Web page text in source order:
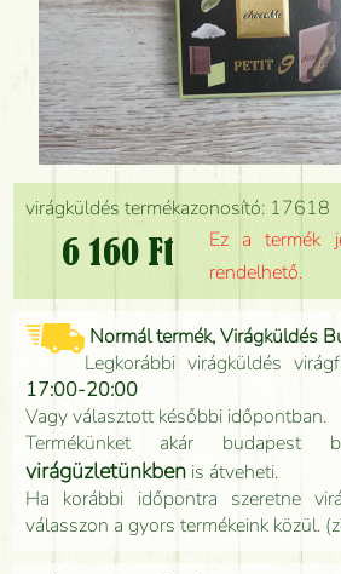
virágküldés termékazonosító: 17618
6 160 Ft
Ez a termék
rendelhető.
Normál termék, Virágküldés
Legkorábbi virágküldés
17:00-20:00
Vagy választott későbbi időpontban.
Termékünket akár budapest
virágüzletünkben is átveheti.
Ha korábbi időpontra szeretne
válasszon a gyors termékeink közül.